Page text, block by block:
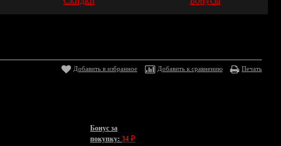
Добавить в избранное Добавить к сравнению Печать
Бонус за
покупку: 34 ₽